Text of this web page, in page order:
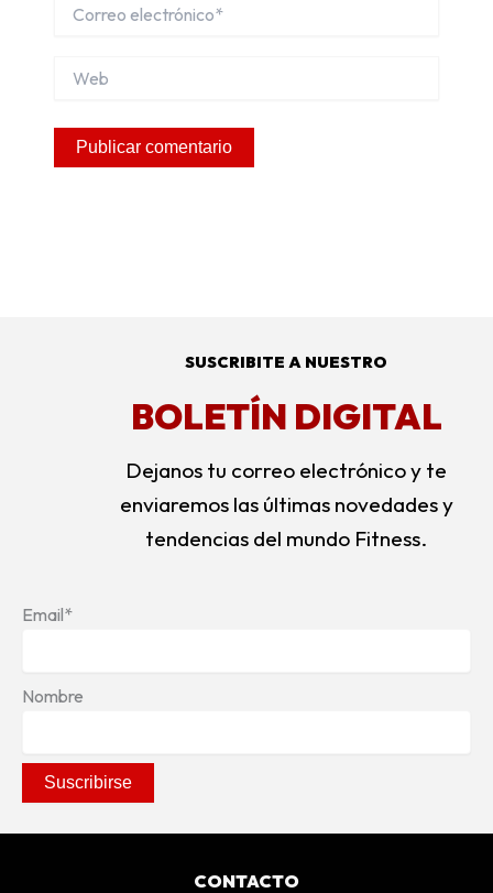
electrónico*
SUSCRIBITE A NUESTRO
BOLETÍN DIGITAL
Dejanos tu correo electrónico y te
enviaremos las últimas novedades y
tendencias del mundo Fitness.
Email*
Nombre
CONTACTO